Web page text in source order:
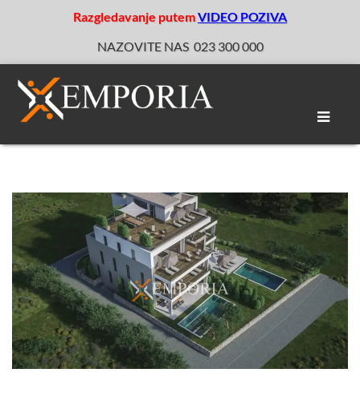
Razgledavanje putemVIDEO POZIVA
NAZOVITE NAS 023 300 000
Toggle